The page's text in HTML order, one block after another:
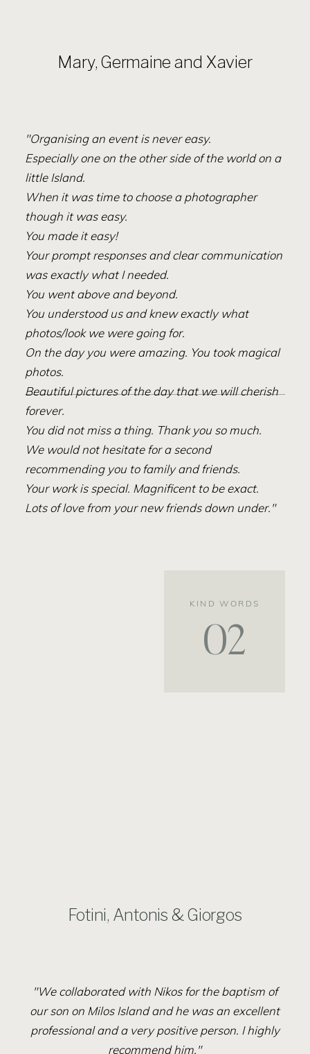
Mary, Germaine and Xavier
"Organising an event is never easy.
Especially one on the other side of the world on a
little Island.
When it was time to choose a photographer
though it was easy.
You made it easy!
Your prompt responses and clear communication
was exactly what I needed.
You went above and beyond.
You understood us and knew exactly what
photos/look we were going for.
On the day you were amazing. You took magical
photos.
Beautiful pictures of the day that we will cherish
forever.
You did not miss a thing. Thank you so much.
We would not hesitate for a second
recommending you to family and friends.
Your work is special. Magnificent to be exact.
Lots of love from your new friends down under."
KIND WORDS
Fotini, Antonis & Giorgos
02
"We collaborated with Nikos for the baptism of
our son on Milos Island and he was an excellent
professional and a very positive person. I highly
recommend him."